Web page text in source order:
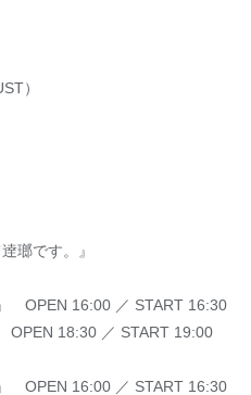
）
瑯です。』
OPEN 16:00 ／ START 16:30
18:30 ／ START 19:00
OPEN 16:00 ／ START 16:30